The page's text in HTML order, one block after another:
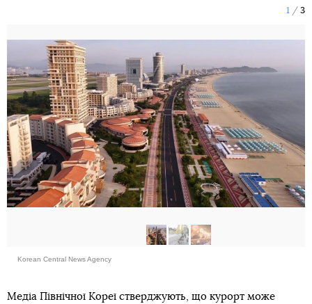
1 3
Korean Central News Agency
Медіа Північної Кореї стверджують, що курорт може